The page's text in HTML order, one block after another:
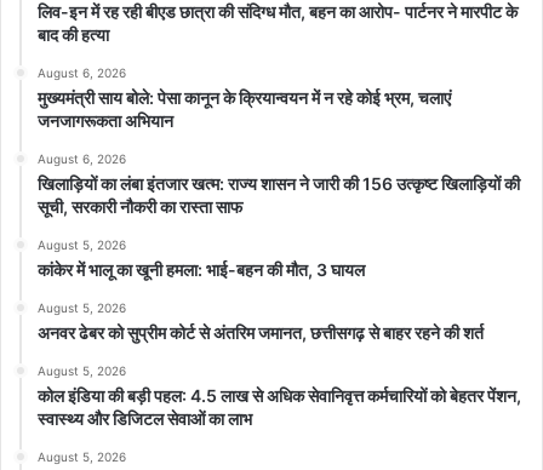
लिव-इन में रह रही बीएड छात्रा की संदिग्ध मौत, बहन का आरोप- पार्टनर ने मारपीट के
बाद की हत्या
August 6, 2026
मुख्यमंत्री साय बोले: पेसा कानून के क्रियान्वयन में न रहे कोई भ्रम, चलाएं
जनजागरूकता अभियान
August 6, 2026
खिलाड़ियों का लंबा इंतजार खत्म: राज्य शासन ने जारी की 156 उत्कृष्ट खिलाड़ियों की
सूची, सरकारी नौकरी का रास्ता साफ
August 5, 2026
कांकेर में भालू का खूनी हमला: भाई-बहन की मौत, 3 घायल
August 5, 2026
अनवर ढेबर को सुप्रीम कोर्ट से अंतरिम जमानत, छत्तीसगढ़ से बाहर रहने की शर्त
August 5, 2026
कोल इंडिया की बड़ी पहल: 4.5 लाख से अधिक सेवानिवृत्त कर्मचारियों को बेहतर पेंशन,
स्वास्थ्य और डिजिटल सेवाओं का लाभ
August 5, 2026